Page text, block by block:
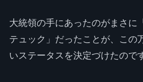
大統領の手にあったのがまさに
テュック」だったことが、この
いステータスを決定づけたので